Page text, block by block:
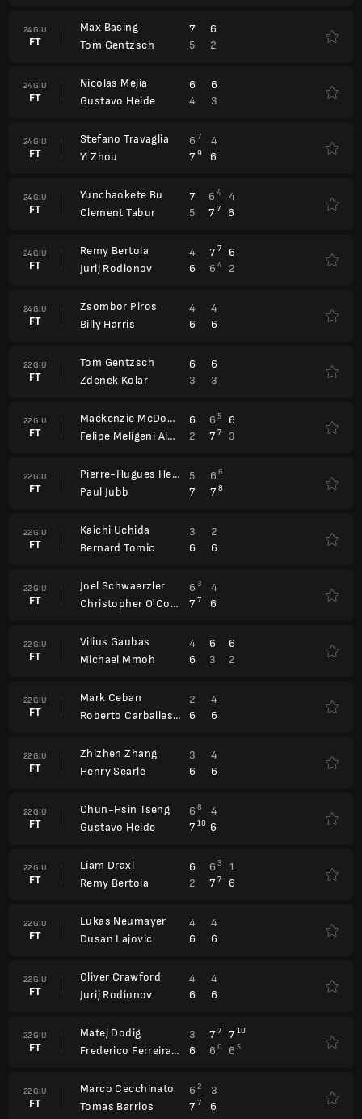
24 GIU
FT
Max Basing
Tom Gentzsch
7
6
5
2
24 GIU
FT
Nicolas Mejia
Gustavo Heide
6
6
4
3
24 GIU
FT
Stefano Travaglia
Yi Zhou
6 7
4
7 9 6
24 GIU
FT
Yunchaokete Bu
Clement Tabur
7 6 4
4
5
7 7 6
24 GIU
FT
Remy Bertola
Jurij Rodionov
4 7 7
6
6
6 4 2
24 GIU
FT
Zsombor Piros
Billy Harris
4
4
6
6
22 GIU
FT
Tom Gentzsch
Zdenek Kolar
6
6
3
3
22 GIU
FT
Mackenzie McDonald
Felipe Meligeni Alves
6 6 5
6
2
7 7 3
22 GIU
FT
Pierre-Hugues Herbert
Paul Jubb
5 6 6
7 7 8
22 GIU
FT
Kaichi Uchida
Bernard Tomic
3
2
6
6
22 GIU
FT
Joel Schwaerzler
Christopher O'Connell
6 3
4
7 7 6
22 GIU
FT
Vilius Gaubas
Michael Mmoh
4 6
6
6
3 2
22 GIU
FT
Mark Ceban
Roberto Carballes Baena
2
4
6
6
22 GIU
FT
Zhizhen Zhang
Henry Searle
3
4
6
6
22 GIU
FT
Chun-Hsin Tseng
Gustavo Heide
6 8
4
7 10 6
22 GIU
FT
Liam Draxl
Remy Bertola
6 6 3
1
2
7 7 6
22 GIU
FT
Lukas Neumayer
Dusan Lajovic
4
4
6
6
22 GIU
FT
Oliver Crawford
Jurij Rodionov
4
4
6
6
22 GIU
FT
Matej Dodig
Frederico Ferreira Silva
3 7 7 7 10
6 6 0 6 5
22 GIU
FT
Marco Cecchinato
Tomas Barrios
6 2
3
7 7 6